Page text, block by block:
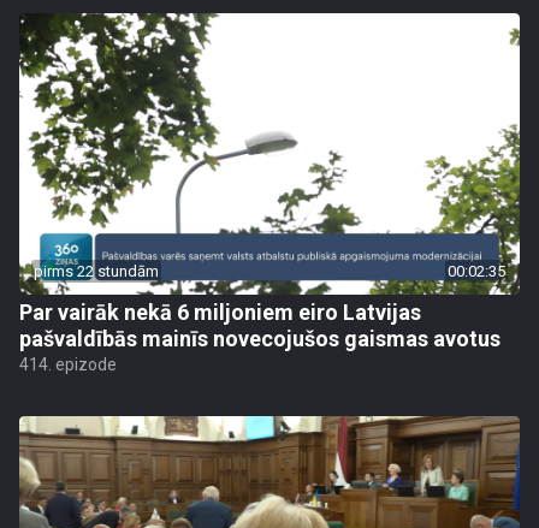
pirms 22 stundām 00:02:35
Par vairāk nekā 6 miljoniem eiro Latvijas
pašvaldībās mainīs novecojušos gaismas avotus
414. epizode